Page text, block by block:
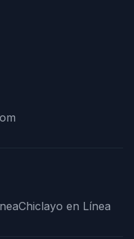
Chiclayo en Línea